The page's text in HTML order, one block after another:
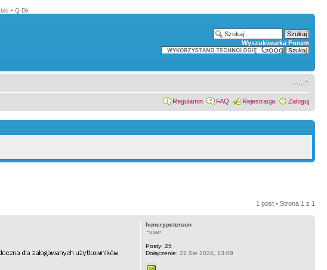
• Q-Dir
Wyszukiwarka Forum
Regulamin FAQ Rejestracja Zaloguj
1 post • Strona 1 z 1
hunerypeterson
~user
Posty: 25
Dołączenie: 22 Sie 2024, 13:09